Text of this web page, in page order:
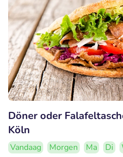
Döner oder
Köln
Vandaag Morgen Ma Di